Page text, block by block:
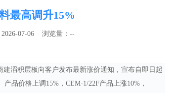
最高调升15%
07-06 浏览量： --
建滔积层板向客户发布最新涨价通知，宣布自即日起
品价格上调15%，CEM-1/22F产品上涨10%，